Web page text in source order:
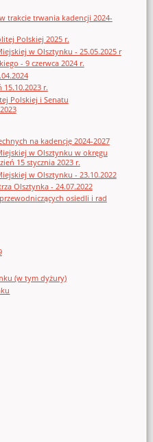
trakcie trwania kadencji 2024-
Polskiej 2025 r.
w Olsztynku - 25.05.2025 r
- 9 czerwca 2024 r.
r.
Polskiej i Senatu
na kadencję 2024-2027
w Olsztynku w okręgu
15 stycznia 2023 r.
w Olsztynku - 23.10.2022
Olsztynka - 24.07.2022
osiedli i rad
(w tym dyżury)